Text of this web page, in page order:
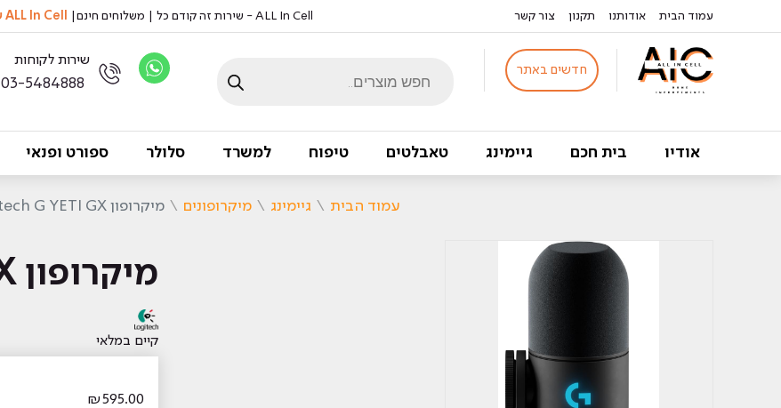
עמוד הבית אודותנו תקנון צור קשר ALL In Cell - שירות זה קודם כל | משלוחים חינם| ALL In Cell שמה דגש על שמירה על איכות הסביבה, אצלנו לא מדפיסים ניירות
חדשים באתר
search
שירות לקוחות
03-5484888
אודיו בית חכם גיימינג טאבלטים טיפוח למשרד סלולר ספורט ופנאי
עמוד הבית \ גיימינג \ מיקרופונים \ מיקרופון Logitech G YETI GX
מיקרופון Logitech G YETI GX
קיים במלאי
₪595.00